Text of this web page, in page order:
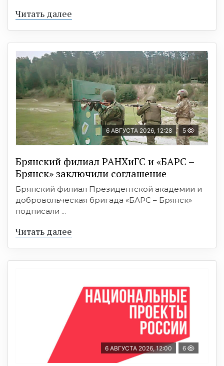
Читать далее
6 АВГУСТА 2026, 12:28 5
Брянский филиал РАНХиГС и «БАРС –
Брянск» заключили соглашение
Брянский филиал Президентской академии и
добровольческая бригада «БАРС – Брянск»
подписали ...
Читать далее
6 АВГУСТА 2026, 12:00 6